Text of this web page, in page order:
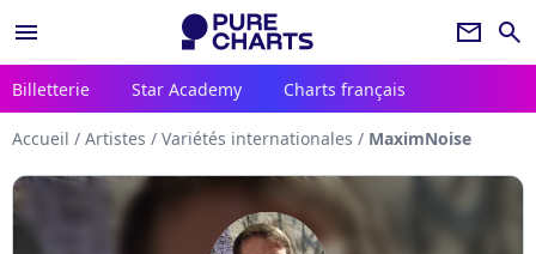
menu newsletter search
Billetterie Star Academy Charts français
Accueil / Artistes / Variétés internationales / MaximNoise